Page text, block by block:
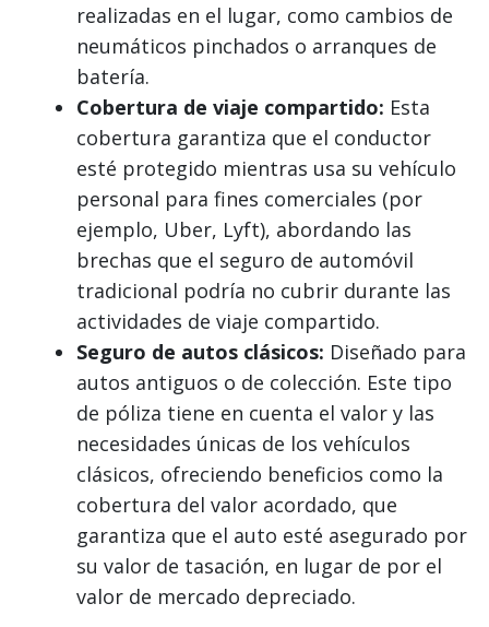
realizadas en el lugar, como cambios de
neumáticos pinchados o arranques de
batería.
Cobertura de viaje compartido: Esta
cobertura garantiza que el conductor
esté protegido mientras usa su vehículo
personal para fines comerciales (por
ejemplo, Uber, Lyft), abordando las
brechas que el seguro de automóvil
tradicional podría no cubrir durante las
actividades de viaje compartido.
Seguro de autos clásicos: Diseñado para
autos antiguos o de colección. Este tipo
de póliza tiene en cuenta el valor y las
necesidades únicas de los vehículos
clásicos, ofreciendo beneficios como la
cobertura del valor acordado, que
garantiza que el auto esté asegurado por
su valor de tasación, en lugar de por el
valor de mercado depreciado.